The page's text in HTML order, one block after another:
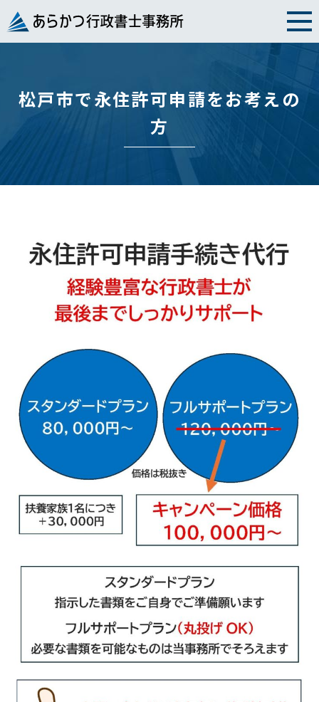
Skip
to
content
松戸市で永住許可申請をお考えの
方